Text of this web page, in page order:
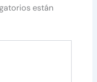
están